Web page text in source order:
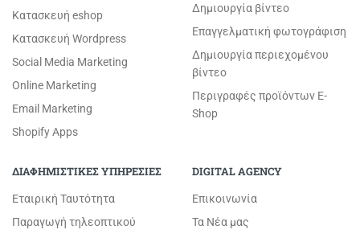
Κατασκευή eshop
Κατασκευή Wordpress
Social Media Marketing
Online Marketing
Email Marketing
Shopify Apps
Δημιουργία βίντεο
Επαγγελματική φωτογράφιση
Δημιουργία περιεχομένου
βίντεο
Περιγραφές προϊόντων E-
Shop
ΔΙΑΦΗΜΙΣΤΙΚΕΣ ΥΠΗΡΕΣΙΕΣ
Εταιρική Ταυτότητα
Παραγωγή τηλεοπτικού
DIGITAL AGENCY
Επικοινωνία
Τα Νέα μας